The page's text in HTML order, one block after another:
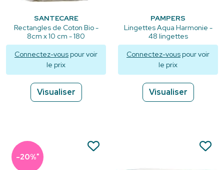
SANTECARE
Rectangles de Coton Bio -
8cm x 10 cm - 180
Connectez-vous pour voir
le prix
Visualiser
PAMPERS
Lingettes Aqua Harmonie -
48 lingettes
Connectez-vous pour voir
le prix
Visualiser
-20%*